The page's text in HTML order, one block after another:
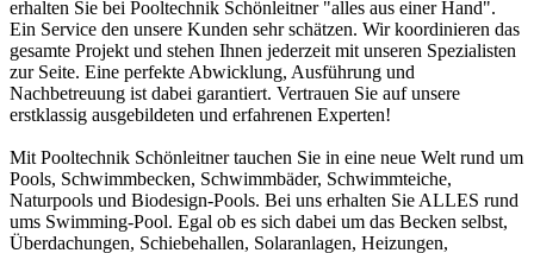
erhalten Sie bei Pooltechnik Schönleitner "alles aus einer Hand".
Ein Service den unsere Kunden sehr schätzen. Wir koordinieren das
gesamte Projekt und stehen Ihnen jederzeit mit unseren Spezialisten
zur Seite. Eine perfekte Abwicklung, Ausführung und
Nachbetreuung ist dabei garantiert. Vertrauen Sie auf unsere
erstklassig ausgebildeten und erfahrenen Experten!
Mit Pooltechnik Schönleitner tauchen Sie in eine neue Welt rund um
Pools, Schwimmbecken, Schwimmbäder, Schwimmteiche,
Naturpools und Biodesign-Pools. Bei uns erhalten Sie ALLES rund
ums Swimming-Pool. Egal ob es sich dabei um das Becken selbst,
Überdachungen, Schiebehallen, Solaranlagen, Heizungen,